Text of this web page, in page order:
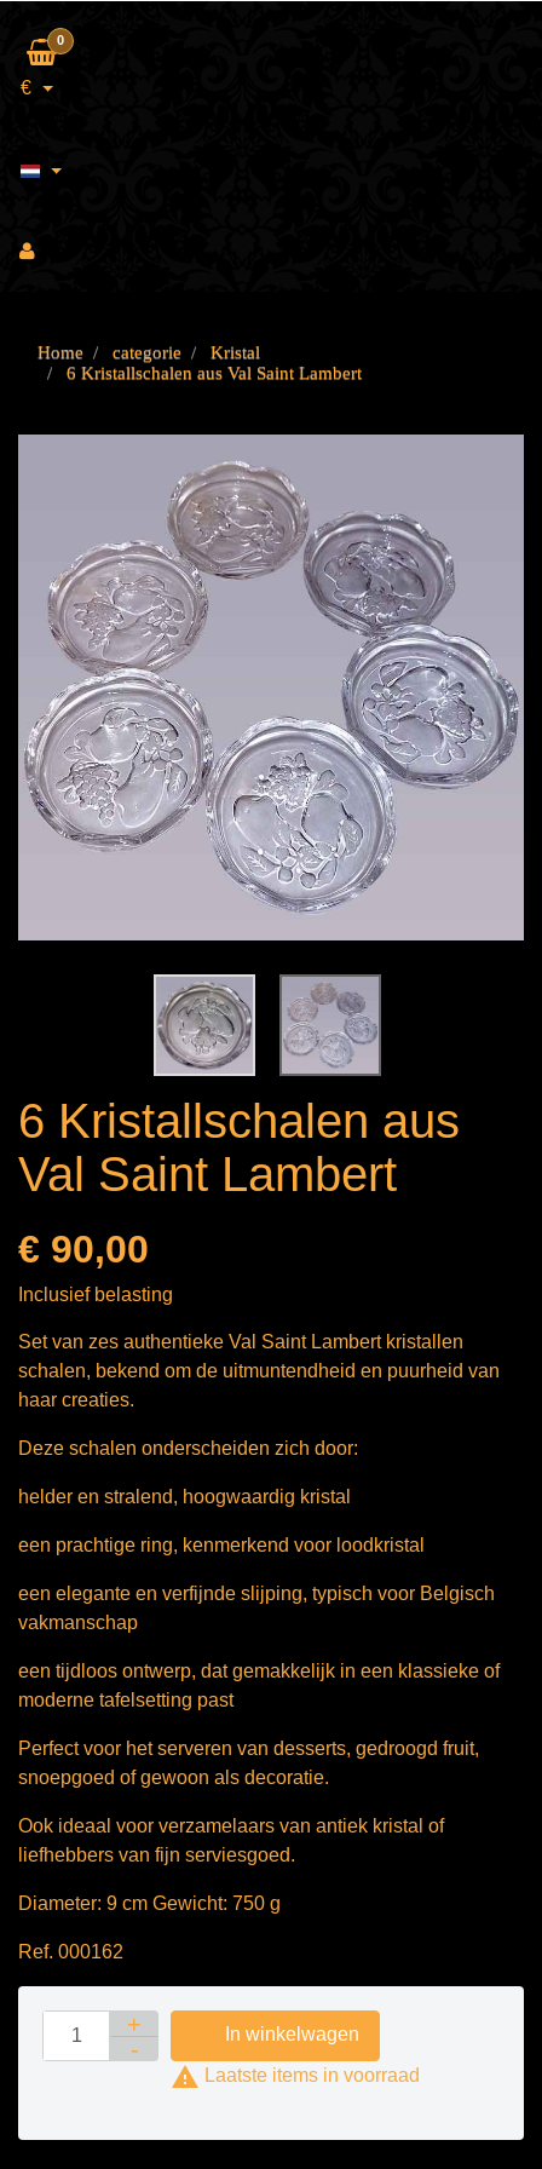
0
€
Home categorie
Kristal
6 Kristallschalen aus Val Saint Lambert
6 Kristallschalen aus
Val Saint Lambert
€ 90,00
Inclusief belasting
Set van zes authentieke Val Saint Lambert kristallen
schalen, bekend om de uitmuntendheid en puurheid van
haar creaties.
Deze schalen onderscheiden zich door:
helder en stralend, hoogwaardig kristal
een prachtige ring, kenmerkend voor loodkristal
een elegante en verfijnde slijping, typisch voor Belgisch
vakmanschap
een tijdloos ontwerp, dat gemakkelijk in een klassieke of
moderne tafelsetting past
Perfect voor het serveren van desserts, gedroogd fruit,
snoepgoed of gewoon als decoratie.
Ook ideaal voor verzamelaars van antiek kristal of
liefhebbers van fijn serviesgoed.
Diameter: 9 cm Gewicht: 750 g
Ref. 000162
In winkelwagen
 Laatste items in voorraad